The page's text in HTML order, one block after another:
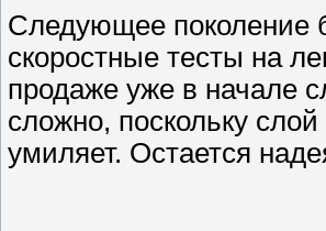
Следующее поколение
скоростные тесты на
продаже уже в начале
сложно, поскольку
умиляет. Остается